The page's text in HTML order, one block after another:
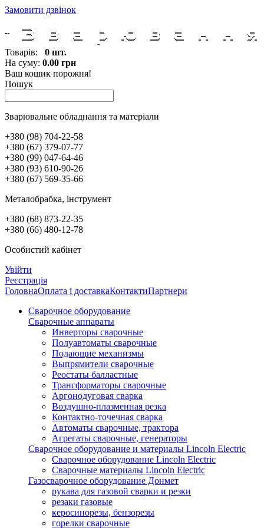
Замовити дзвінок
Товарів: 0 шт.
На суму: 0.00 грн
Ваш кошик порожня!
Пошук
Зварювальне обладнання та матеріали
+380 (98) 704-22-58
+380 (67) 379-07-77
+380 (99) 047-64-46
+380 (93) 610-90-26
+380 (67) 569-35-66
Металобрабка, інcтрумент
+380 (68) 873-22-35
+380 (66) 480-12-78
Особистий кабінет
Увійти
Реєстрація
ГоловнаОплата і доставкаКонтактиПартнери
Сварочное оборудование
Сварочные аппараты
Инверторы сварочные
Полуавтоматы сварочные
Подающие механизмы
Выпрямители сварочные
Реостаты балластные
Трансформаторы сварочные
Аргонодуговая сварка
Воздушно-плазменная резка
Контактно-точечная сварка
Автоматы сварочные, трактора
Агрегаты сварочные, генераторы
Сварочное оборудование и материалы Lincoln Electric
Сварочное оборудование Lincoln Electric
Сварочные материалы Lincoln Electric
Газосварочное оборудование Донмет
рукава для газовой сварки и резки
резаки газовые
керосинорезы, бензорезы
горелки сварочные